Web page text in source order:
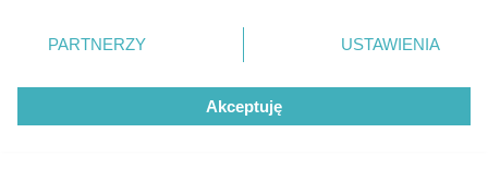
zmienić/wycofać klikając przycisk ustawień prywatności
znajdujący się w lewym dolnym rogu strony
rodzaje przetwarzania danych nie wymagają zgody
użytkownika, ale masz prawo sprzeciwić się takiemu
przetwarzaniu. Preferencje będą miały zastosowanie tylko
PARTNERZY USTAWIENIA
Akceptuję